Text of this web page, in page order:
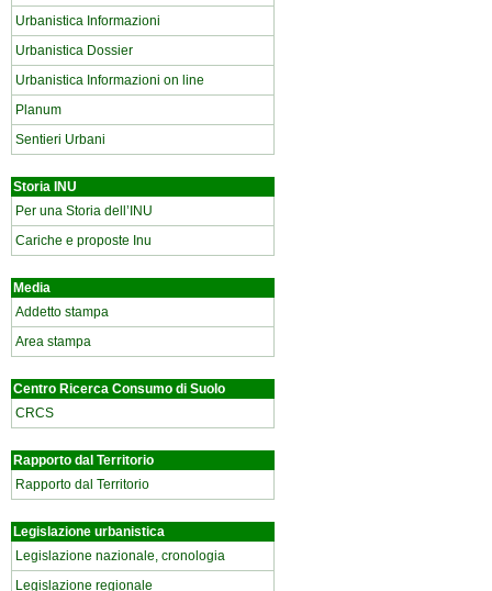
Urbanistica Informazioni
Urbanistica Dossier
Urbanistica Informazioni on line
Planum
Sentieri Urbani
Storia INU
Per una Storia dell’INU
Cariche e proposte Inu
Media
Addetto stampa
Area stampa
Centro Ricerca Consumo di Suolo
CRCS
Rapporto dal Territorio
Rapporto dal Territorio
Legislazione urbanistica
Legislazione nazionale, cronologia
Legislazione regionale